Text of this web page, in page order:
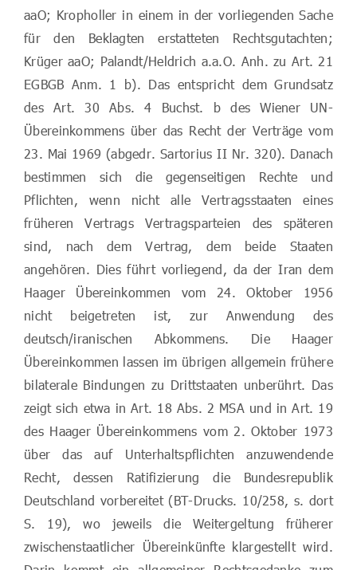
aaO; Kropholler in einem in der vorliegenden Sache
für den Beklagten erstatteten Rechtsgutachten;
Krüger aaO; Palandt/Heldrich a.a.O. Anh. zu Art. 21
EGBGB Anm. 1 b). Das entspricht dem Grundsatz
des Art. 30 Abs. 4 Buchst. b des Wiener UN-
Übereinkommens über das Recht der Verträge vom
23. Mai 1969 (abgedr. Sartorius II Nr. 320). Danach
bestimmen sich die gegenseitigen Rechte und
Pflichten, wenn nicht alle Vertragsstaaten eines
früheren Vertrags Vertragsparteien des späteren
sind, nach dem Vertrag, dem beide Staaten
angehören. Dies führt vorliegend, da der Iran dem
Haager Übereinkommen vom 24. Oktober 1956
nicht beigetreten ist, zur Anwendung des
deutsch/iranischen Abkommens. Die Haager
Übereinkommen lassen im übrigen allgemein frühere
bilaterale Bindungen zu Drittstaaten unberührt. Das
zeigt sich etwa in Art. 18 Abs. 2 MSA und in Art. 19
des Haager Übereinkommens vom 2. Oktober 1973
über das auf Unterhaltspflichten anzuwendende
Recht, dessen Ratifizierung die Bundesrepublik
Deutschland vorbereitet (BT-Drucks. 10/258, s. dort
S. 19), wo jeweils die Weitergeltung früherer
zwischenstaatlicher Übereinkünfte klargestellt wird.